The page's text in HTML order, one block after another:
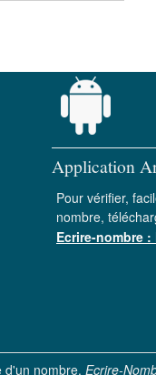
Application
Pour vérifier,
nombre,
Ecrire-nombre
d'un nombre. Ecrire-